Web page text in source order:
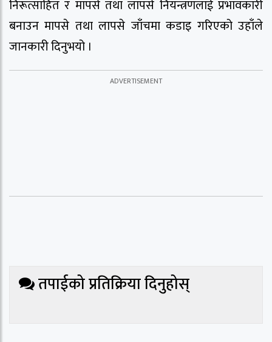
निरूत्साहित र मापसे तथा लापसे नियन्त्रणलाई प्रभावकारी
बनाउन मापसे तथा लापसे जाँचमा कडाइ गरिएको उहाँले
जानकारी दिनुभयो ।
तपाईको प्रतिक्रिया दिनुहोस्